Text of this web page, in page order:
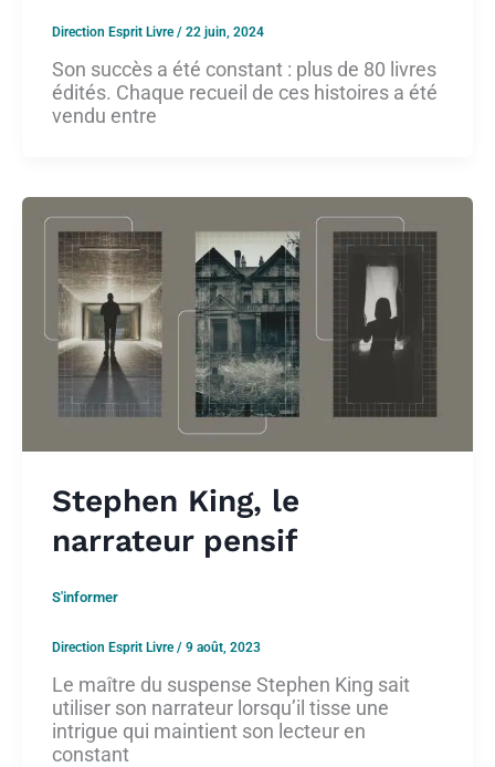
Direction Esprit Livre/ 22 juin, 2024
Son succès a été constant : plus de 80 livres
édités. Chaque recueil de ces histoires a été
vendu entre
Stephen King, le
narrateur pensif
S'informer
Direction Esprit Livre/ 9 août, 2023
Le maître du suspense Stephen King sait
utiliser son narrateur lorsqu’il tisse une
intrigue qui maintient son lecteur en
constant